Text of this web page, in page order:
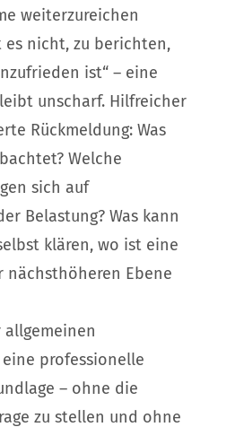
weiterzureichen
es nicht, zu berichten,
ist“ – eine
unscharf. Hilfreicher
Rückmeldung: Was
Welche
sich auf
Belastung? Was kann
klären, wo ist eine
nächsthöheren Ebene
allgemeinen
professionelle
– ohne die
zu stellen und ohne